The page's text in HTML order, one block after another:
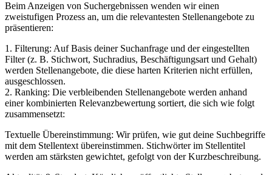
Beim Anzeigen von Suchergebnissen wenden wir einen
zweistufigen Prozess an, um die relevantesten Stellenangebote zu
präsentieren:
1. Filterung: Auf Basis deiner Suchanfrage und der eingestellten
Filter (z. B. Stichwort, Suchradius, Beschäftigungsart und Gehalt)
werden Stellenangebote, die diese harten Kriterien nicht erfüllen,
ausgeschlossen.
2. Ranking: Die verbleibenden Stellenangebote werden anhand
einer kombinierten Relevanzbewertung sortiert, die sich wie folgt
zusammensetzt:
Textuelle Übereinstimmung: Wir prüfen, wie gut deine Suchbegriffe
mit dem Stellentext übereinstimmen. Stichwörter im Stellentitel
werden am stärksten gewichtet, gefolgt von der Kurzbeschreibung.